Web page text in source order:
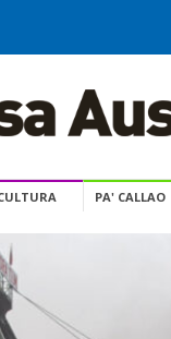
PA' CALLAO